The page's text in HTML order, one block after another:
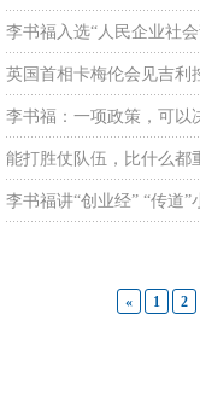
李书福入选“人民企业社
英国首相卡梅伦会见吉利
李书福：一项政策，可以
能打胜仗队伍，比什么都
李书福讲“创业经” “传道”
« 1 2